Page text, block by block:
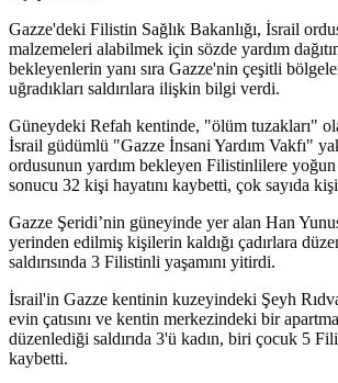
Gazze'deki Filistin Sağlık Bakanlığı, İsrail
malzemeleri alabilmek için sözde yardım
bekleyenlerin yanı sıra Gazze'nin çeşitli
uğradıkları saldırılara ilişkin bilgi verdi.
Güneydeki Refah kentinde, "ölüm tuzakları"
İsrail güdümlü "Gazze İnsani Yardım Vakfı"
ordusunun yardım bekleyen Filistinlilere yoğun
sonucu 32 kişi hayatını kaybetti, çok sayıda
Gazze Şeridi’nin güneyinde yer alan Han
yerinden edilmiş kişilerin kaldığı çadırlara
saldırısında 3 Filistinli yaşamını yitirdi.
İsrail'in Gazze kentinin kuzeyindeki Şeyh
evin çatısını ve kentin merkezindeki bir
düzenlediği saldırıda 3'ü kadın, biri çocuk 5
kaybetti.